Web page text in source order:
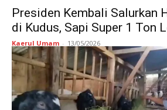
Presiden Kembali Salurkan
di Kudus, Sapi Super 1 Ton
Kaerul Umam - 13/05/2026